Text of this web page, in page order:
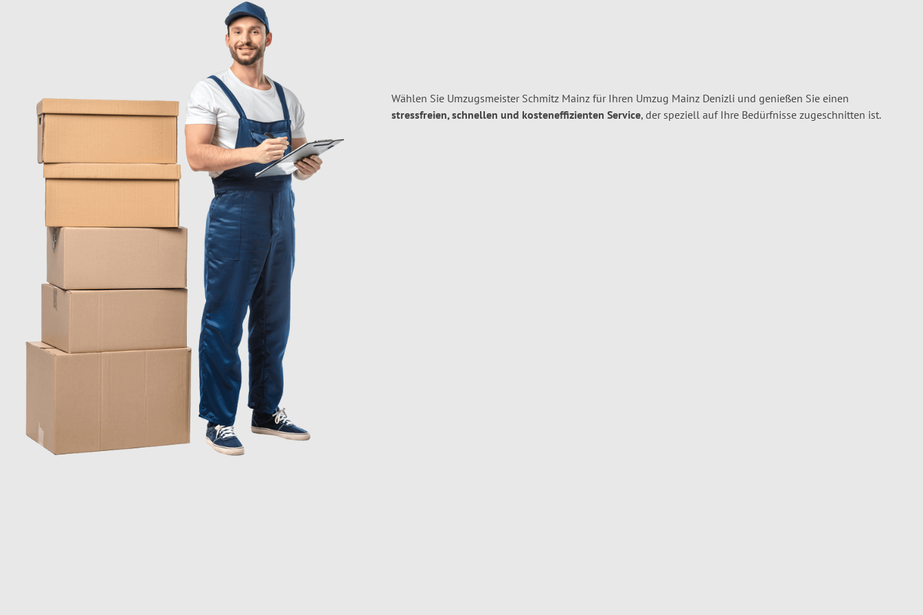
Wählen Sie Umzugsmeister Schmitz Mainz für Ihren Umzug Mainz Denizli und genießen Sie einen
stressfreien, schnellen und kosteneffizienten Service, der speziell auf Ihre Bedürfnisse zugeschnitten ist.